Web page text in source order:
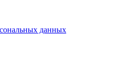
данных